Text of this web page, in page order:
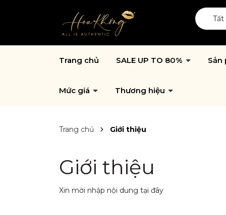
Tất
Trang chủ SALE UP TO 80% Sản
Mức giá Thương hiệu
Trang chủ Giới thiệu
Giới thiệu
Xin mời nhập nội dung tại đây